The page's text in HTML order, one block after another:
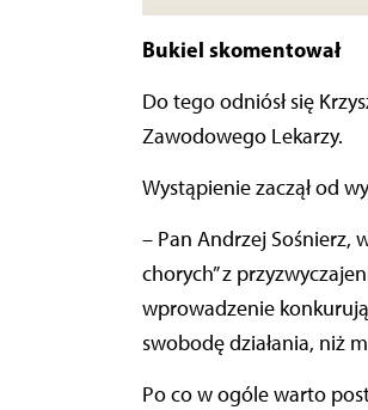
Bukiel skomentował
Do tego odniósł się
Zawodowego Lekarzy.
Wystąpienie zaczął od
– Pan Andrzej Sośnierz,
chorych” z
wprowadzenie
swobodę działania, niż
Po co w ogóle warto